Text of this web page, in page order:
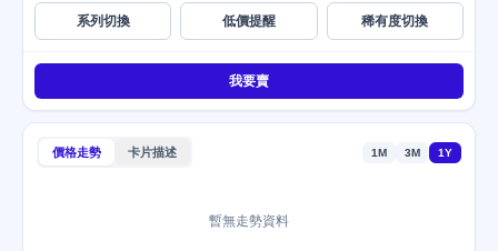
系列切換 低價提醒 稀有度切換
我要賣
價格走勢 卡片描述 1M 3M 1Y
暫無走勢資料